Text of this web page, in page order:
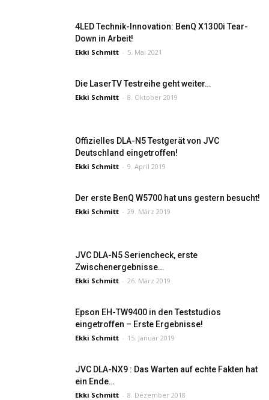
4LED Technik-Innovation: BenQ X1300i Tear-
Down in Arbeit!
Ekki Schmitt - 5. Mai 2021
Die LaserTV Testreihe geht weiter…
Ekki Schmitt - 8. Oktober 2019
Offizielles DLA-N5 Testgerät von JVC
Deutschland eingetroffen!
Ekki Schmitt - 9. April 2019
Der erste BenQ W5700 hat uns gestern besucht!
Ekki Schmitt - 29. März 2019
JVC DLA-N5 Seriencheck, erste
Zwischenergebnisse…
Ekki Schmitt - 26. März 2019
Epson EH-TW9400 in den Teststudios
eingetroffen – Erste Ergebnisse!
Ekki Schmitt - 15. Januar 2019
JVC DLA-NX9 : Das Warten auf echte Fakten hat
ein Ende…
Ekki Schmitt - 8. Dezember 2018